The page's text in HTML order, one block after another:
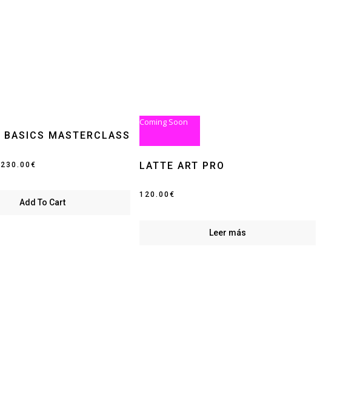
BASICS MASTERCLASS
230.00€
desde
Add To Cart
Coming Soon
LATTE ART PRO
120.00€
Leer más